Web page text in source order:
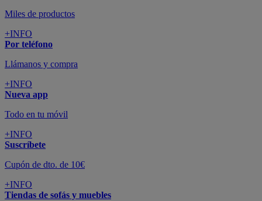
Miles de productos
+INFO
Por teléfono
Llámanos y compra
+INFO
Nueva app
Todo en tu móvil
+INFO
Suscríbete
Cupón de dto. de 10€
+INFO
Tiendas de sofás y muebles